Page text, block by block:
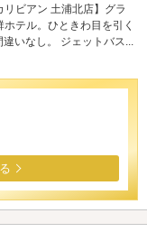
リビアン 土浦北店】グラ
テル。ひときわ目を引く
いなし。 ジェットバス...